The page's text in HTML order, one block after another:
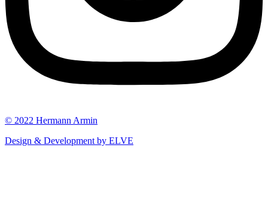
© 2022 Hermann Armin
Design & Development by ELVE